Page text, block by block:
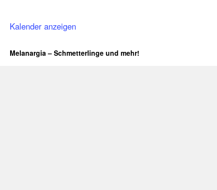
Kalender anzeigen
Melanargia – Schmetterlinge und mehr!